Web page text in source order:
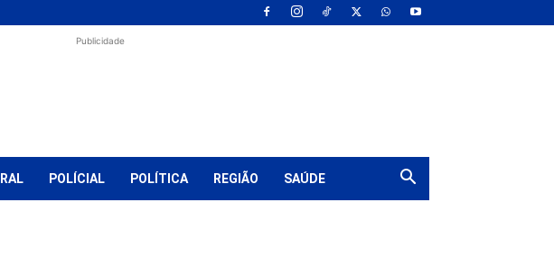
Publicidade
POLÍCIAL POLÍTICA REGIÃO SAÚDE